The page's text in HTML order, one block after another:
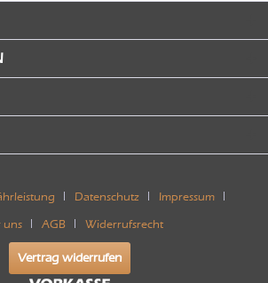
Datenschutz Impressum
uns AGB Widerrufsrecht
Vertrag widerrufen